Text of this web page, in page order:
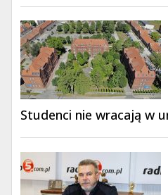
Studenci nie wracają w